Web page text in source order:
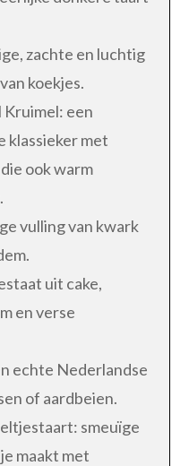
zachte en luchtig
koekjes.
een
klassieker met
ook warm
vulling van kwark
uit cake,
en verse
echte Nederlandse
of aardbeien.
smeuïge
maakt met